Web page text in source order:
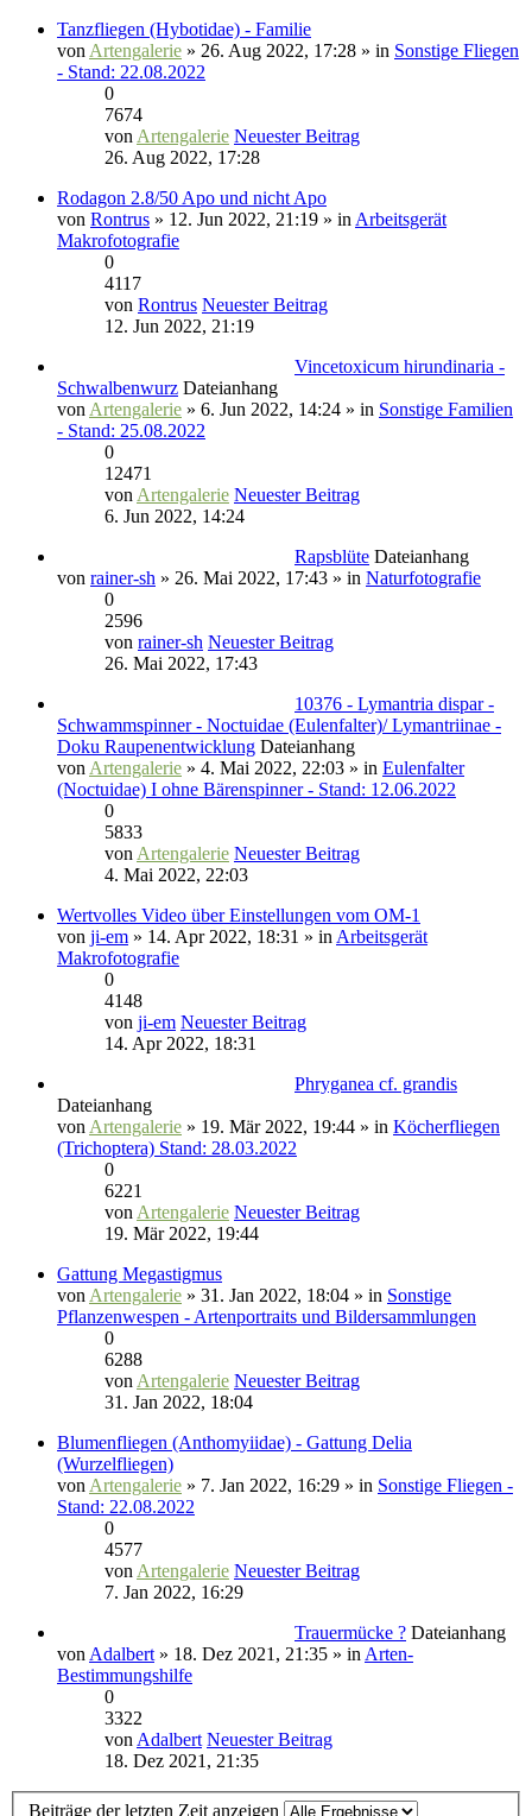
Tanzfliegen (Hybotidae) - Familie
von Artengalerie » 26. Aug 2022, 17:28 » in Sonstige Fliegen
- Stand: 22.08.2022
0
7674
von Artengalerie Neuester Beitrag
26. Aug 2022, 17:28
Rodagon 2.8/50 Apo und nicht Apo
von Rontrus » 12. Jun 2022, 21:19 » in Arbeitsgerät
Makrofotografie
0
4117
von Rontrus Neuester Beitrag
12. Jun 2022, 21:19
Vincetoxicum hirundinaria -
Schwalbenwurz Dateianhang
von Artengalerie » 6. Jun 2022, 14:24 » in Sonstige Familien
- Stand: 25.08.2022
0
12471
von Artengalerie Neuester Beitrag
6. Jun 2022, 14:24
Rapsblüte Dateianhang
von rainer-sh » 26. Mai 2022, 17:43 » in Naturfotografie
0
2596
von rainer-sh Neuester Beitrag
26. Mai 2022, 17:43
10376 - Lymantria dispar -
Schwammspinner - Noctuidae (Eulenfalter)/ Lymantriinae -
Doku Raupenentwicklung Dateianhang
von Artengalerie » 4. Mai 2022, 22:03 » in Eulenfalter
(Noctuidae) I ohne Bärenspinner - Stand: 12.06.2022
0
5833
von Artengalerie Neuester Beitrag
4. Mai 2022, 22:03
Wertvolles Video über Einstellungen vom OM-1
von ji-em » 14. Apr 2022, 18:31 » in Arbeitsgerät
Makrofotografie
0
4148
von ji-em Neuester Beitrag
14. Apr 2022, 18:31
Phryganea cf. grandis
Dateianhang
von Artengalerie » 19. Mär 2022, 19:44 » in Köcherfliegen
(Trichoptera) Stand: 28.03.2022
0
6221
von Artengalerie Neuester Beitrag
19. Mär 2022, 19:44
Gattung Megastigmus
von Artengalerie » 31. Jan 2022, 18:04 » in Sonstige
Pflanzenwespen - Artenportraits und Bildersammlungen
0
6288
von Artengalerie Neuester Beitrag
31. Jan 2022, 18:04
Blumenfliegen (Anthomyiidae) - Gattung Delia
(Wurzelfliegen)
von Artengalerie » 7. Jan 2022, 16:29 » in Sonstige Fliegen -
Stand: 22.08.2022
0
4577
von Artengalerie Neuester Beitrag
7. Jan 2022, 16:29
Trauermücke ? Dateianhang
von Adalbert » 18. Dez 2021, 21:35 » in Arten-
Bestimmungshilfe
0
3322
von Adalbert Neuester Beitrag
18. Dez 2021, 21:35
Beiträge der letzten Zeit anzeigen